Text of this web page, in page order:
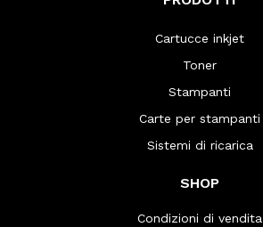
Cartucce inkjet
Toner
Stampanti
Carte per stampanti
Sistemi di ricarica
SHOP
Condizioni di vendita